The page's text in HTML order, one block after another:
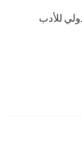
للأدب